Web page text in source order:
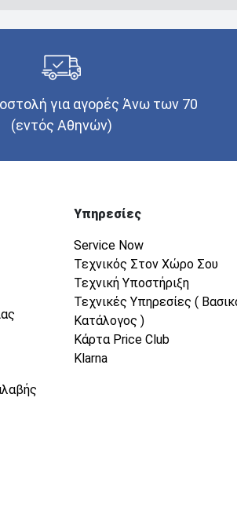
για αγορές Άνω των 70
(εντός Αθηνών)
Υπηρεσίες
Service Now
Τεχνικός Στον Χώρο Σου
Τεχνική Υποστήριξη
Τεχνικές Υπηρεσίες (
Κατάλογος )
Κάρτα Price Club
Klarna